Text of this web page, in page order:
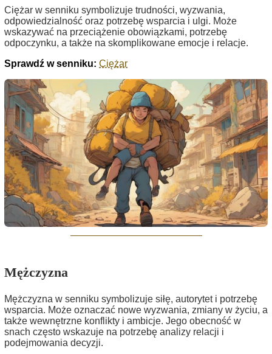
Ciężar w senniku symbolizuje trudności, wyzwania,
odpowiedzialność oraz potrzebę wsparcia i ulgi. Może
wskazywać na przeciążenie obowiązkami, potrzebę
odpoczynku, a także na skomplikowane emocje i relacje.
Sprawdź w senniku: Ciężar
Mężczyzna
Mężczyzna w senniku symbolizuje siłę, autorytet i potrzebę
wsparcia. Może oznaczać nowe wyzwania, zmiany w życiu, a
także wewnętrzne konflikty i ambicje. Jego obecność w
snach często wskazuje na potrzebę analizy relacji i
podejmowania decyzji.